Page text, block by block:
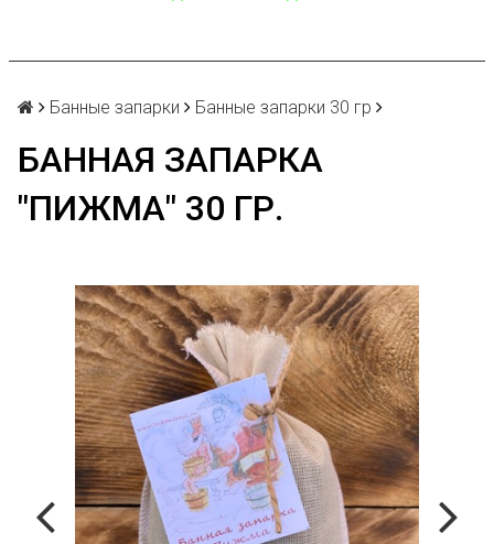
Банные запарки Банные запарки 30 гр
БАННАЯ ЗАПАРКА
"ПИЖМА" 30 ГР.